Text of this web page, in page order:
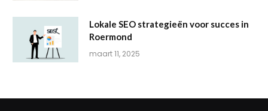
Lokale SEO strategieën voor succes in
Roermond
maart 11, 2025